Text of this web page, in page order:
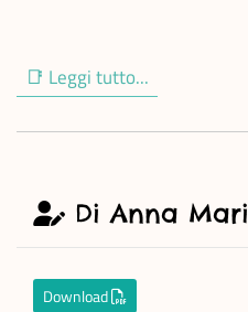
📑 Leggi tutto...
Di Anna
Download